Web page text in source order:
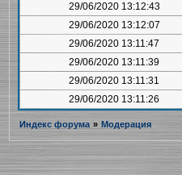
29/06/2020 13:12:43
29/06/2020 13:12:07
29/06/2020 13:11:47
29/06/2020 13:11:39
29/06/2020 13:11:31
29/06/2020 13:11:26
Индекс форума » Модерация